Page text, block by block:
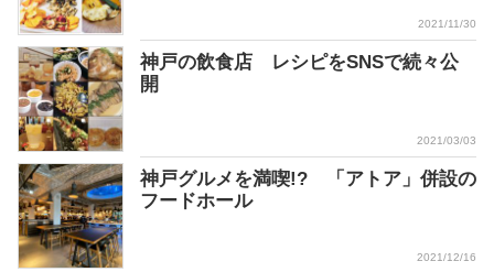
2021/11/30
神戸の飲食店 レシピをSNSで続々公
開
2021/03/03
神戸グルメを満喫!? 「アトア」併設の
フードホール
2021/12/16